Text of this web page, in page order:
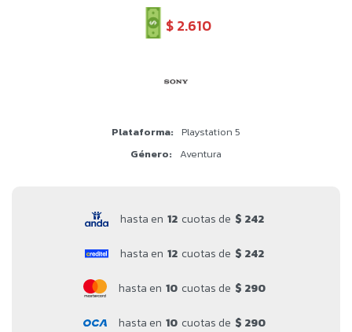
$2.610
Plataforma
Playstation 5
Género
Aventura
hasta en 12 cuotas de $ 242
hasta en 12 cuotas de $ 242
hasta en 10 cuotas de $ 290
hasta en 10 cuotas de $ 290